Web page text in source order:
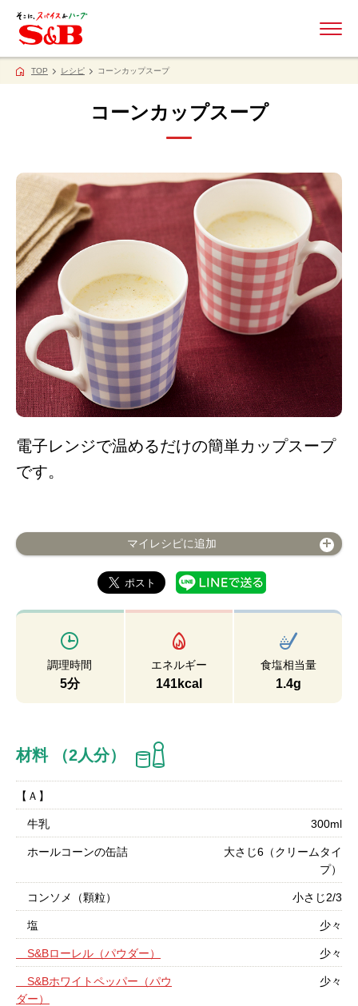
TOP レシピ コーンカップスープ
コーンカップスープ
電子レンジで温めるだけの簡単カップスープ
です。
マイレシピに追加
調理時間
5分
エネルギー
141kcal
食塩相当量
1.4g
材料 （2人分）
【Ａ】
牛乳 300ml
ホールコーンの缶詰
大さじ6（クリームタイ
プ）
コンソメ（顆粒） 小さじ2/3
塩 少々
S&Bローレル（パウダー） 少々
S&Bホワイトペッパー（パウ
ダー）
少々